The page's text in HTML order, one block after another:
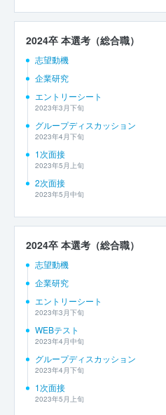
2024卒 本選考（総合職）
志望動機
企業研究
エントリーシート
2023年3月下旬
グループディスカッション
2023年4月下旬
1次面接
2023年5月上旬
2次面接
2023年5月中旬
2024卒 本選考（総合職）
志望動機
企業研究
エントリーシート
2023年3月下旬
WEBテスト
2023年4月中旬
グループディスカッション
2023年4月下旬
1次面接
2023年5月上旬